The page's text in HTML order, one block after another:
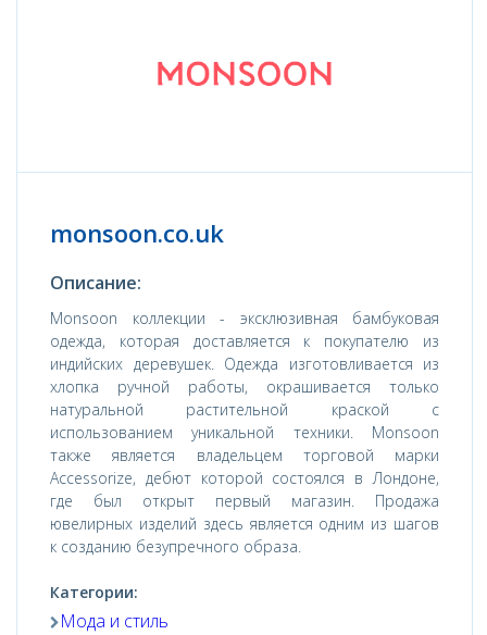
monsoon.co.uk
Описание:
Monsoon коллекции - эксклюзивная бамбуковая
одежда, которая доставляется к покупателю из
индийских деревушек. Одежда изготовливается из
хлопка ручной работы, окрашивается только
натуральной растительной краской с
использованием уникальной техники. Monsoon
также является владельцем торговой марки
Accessorize, дебют которой состоялся в Лондоне,
где был открыт первый магазин. Продажа
ювелирных изделий здесь является одним из шагов
к созданию безупречного образа.
Категории:
Мода и стиль